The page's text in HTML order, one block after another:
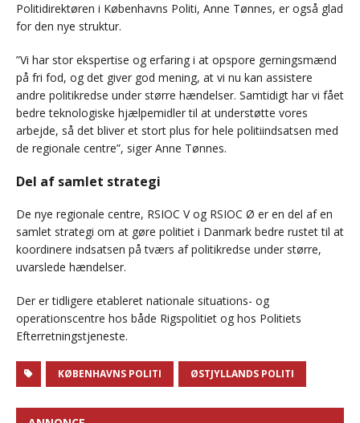
Politidirektøren i Københavns Politi, Anne Tønnes, er også glad
for den nye struktur.
”Vi har stor ekspertise og erfaring i at opspore gerningsmænd
på fri fod, og det giver god mening, at vi nu kan assistere
andre politikredse under større hændelser. Samtidigt har vi fået
bedre teknologiske hjælpemidler til at understøtte vores
arbejde, så det bliver et stort plus for hele politiindsatsen med
de regionale centre”, siger Anne Tønnes.
Del af samlet strategi
De nye regionale centre, RSIOC V og RSIOC Ø er en del af en
samlet strategi om at gøre politiet i Danmark bedre rustet til at
koordinere indsatsen på tværs af politikredse under større,
uvarslede hændelser.
Der er tidligere etableret nationale situations- og
operationscentre hos både Rigspolitiet og hos Politiets
Efterretningstjeneste.
KØBENHAVNS POLITI ØSTJYLLANDS POLITI